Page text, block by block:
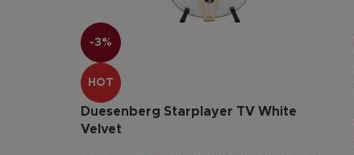
-3%
HOT
Duesenberg Starplayer TV White
Velvet